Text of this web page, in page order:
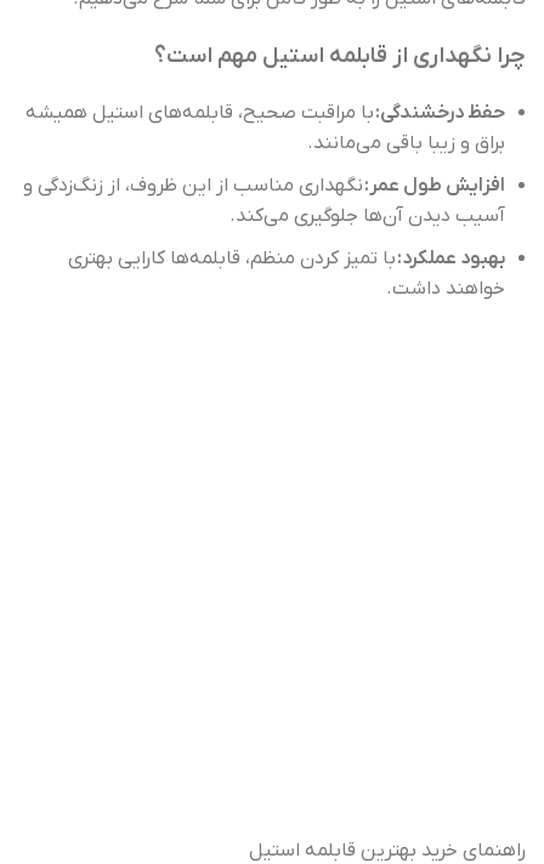
چرا نگهداری از قابلمه‌ استیل مهم است؟
حفظ درخشندگی:با مراقبت صحیح، قابلمه‌های استیل همیشه
براق و زیبا باقی می‌مانند.
افزایش طول عمر:نگهداری مناسب از این ظروف، از زنگ‌زدگی و
آسیب دیدن آن‌ها جلوگیری می‌کند.
بهبود عملکرد:با تمیز کردن منظم، قابلمه‌ها کارایی بهتری
خواهند داشت.
راهنمای خرید بهترین قابلمه استیل